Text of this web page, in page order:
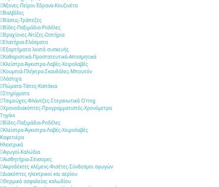
Άξονες-Πείροι-Έδρανα-Κουζινέτα
Βαλβίδες
Βάσεις-Τράπεζες
Βίδες-Παξιμάδια-Ροδέλες
Βραχίονες-Ντίζες-Ωστήρια
Ελατήρια-Ελάσματα
Εξαρτήματα λοιπά συσκευής
Καθαριστικά-Προστατευτικά-Αποσμητικά
Κλείστρα-Άγκιστρα-Λαβές-Χειρολαβές
Κουμπιά-Πλήκτρα-Σκανδάλες-Μπουτόν
Λάστιχα
Πώματα-Τάπες-Καπάκια
Στηρίγματα
Τσιμούχες-Φλάντζες-Στεγανωτικά O'ring
Χρονοδιακόπτες-Προγραμματιστές-Χρονόμετρα
Τηγάνι
Βίδες-Παξιμάδια-Ροδέλες
Κλείστρα-Άγκιστρα-Λαβές-Χειρολαβές
Καφετιέρα
Ηλεκτρικά
Αγωγοί-Καλώδια
Αισθητήρια-Σένσορες
Ακροδέκτες κλέμενς-Φισέτες-Σύνδεσμοι αγωγών
Διακόπτες ηλεκτρικοί και αερίου
Θερμικά ασφαλείας καλωδίου